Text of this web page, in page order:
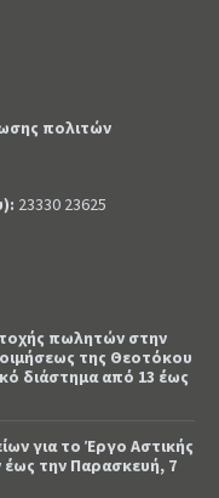
πολιτών
23330 23625
πωλητών στην
της Θεοτόκου
διάστημα από 13 έως
για το Έργο Αστικής
έως την Παρασκευή, 7